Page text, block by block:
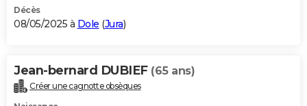
Décès
08/05/2025 à Dole (Jura)
Jean-bernard DUBIEF (65 ans)
Créer une cagnotte obsèques